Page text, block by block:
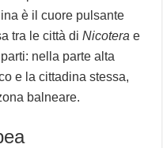
è il cuore pulsante
tra le città diNicotera e
nella parte alta
e la cittadina stessa,
balneare.